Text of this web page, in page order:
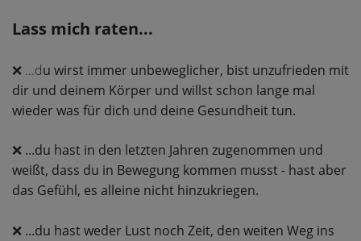
Lass mich raten...
❌ ...du wirst immer unbeweglicher, bist unzufrieden mit
dir und deinem Körper und willst schon lange mal
wieder was für dich und deine Gesundheit tun.
❌ ...du hast in den letzten Jahren zugenommen und
weißt, dass du in Bewegung kommen musst - hast aber
das Gefühl, es alleine nicht hinzukriegen.
❌ ...du hast weder Lust noch Zeit, den weiten Weg ins